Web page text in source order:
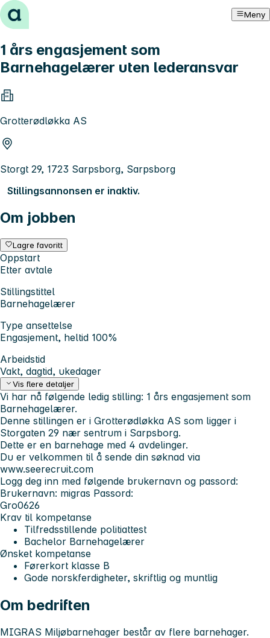
Hopp til innhold Meny
1 års engasjement som
Barnehagelærer uten lederansvar
Grotterødløkka AS
Storgt 29, 1723 Sarpsborg, Sarpsborg
Stillingsannonsen er inaktiv.
Om jobben
Lagre favoritt
Oppstart
Etter avtale
Stillingstittel
Barnehagelærer
Type ansettelse
Engasjement, heltid 100%
Arbeidstid
Vakt, dagtid, ukedager
Vis flere detaljer
Vi har nå følgende ledig stilling: 1 års engasjement som
Barnehagelærer.
Denne stillingen er i Grotterødløkka AS som ligger i
Storgaten 29 nær sentrum i Sarpsborg.
Dette er en barnehage med 4 avdelinger.
Du er velkommen til å sende din søknad via
www.seerecruit.com
Logg deg inn med følgende brukernavn og passord:
Brukernavn: migras Passord:
Gro0626
Krav til kompetanse
Tilfredsstillende politiattest
Bachelor Barnehagelærer
Ønsket kompetanse
Førerkort klasse B
Gode norskferdigheter, skriftlig og muntlig
Om bedriften
MIGRAS Miljøbarnehager består av flere barnehager.